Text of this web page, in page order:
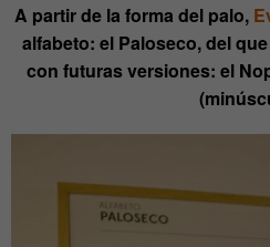
A partir de la forma del palo,
alfabeto: el Paloseco, del que
con futuras versiones: el